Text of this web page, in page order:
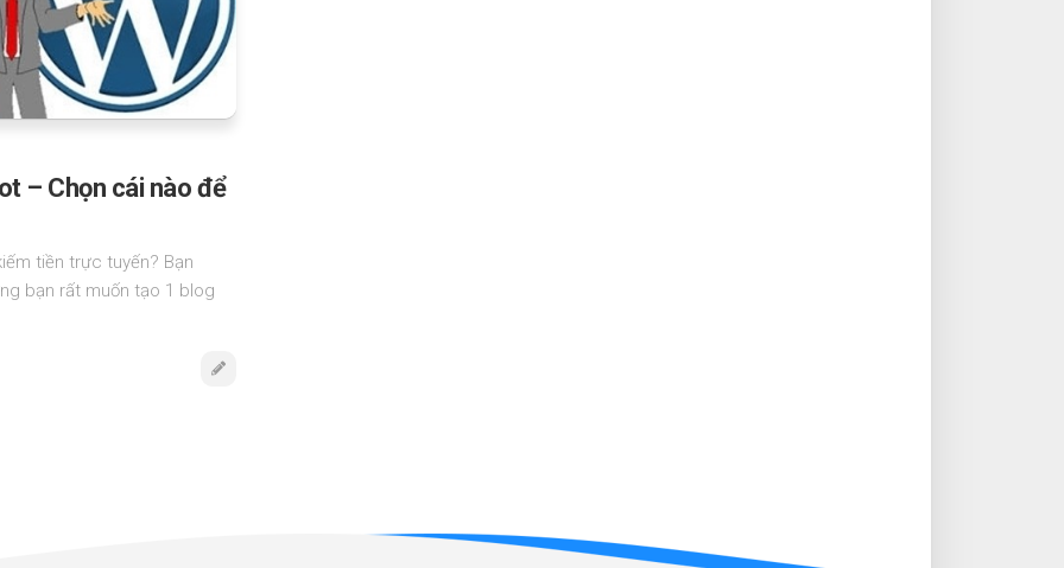
– Chọn cái nào để
tiền trực tuyến? Bạn
bạn rất muốn tạo 1 blog